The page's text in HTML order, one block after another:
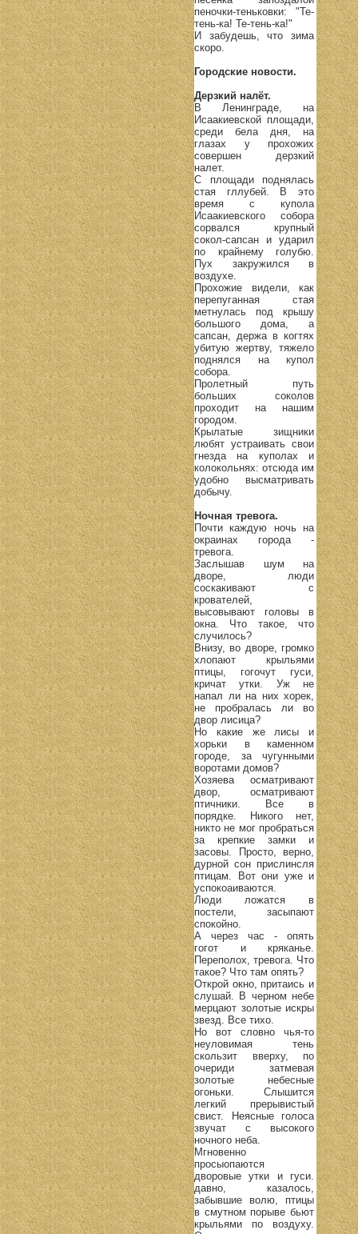
пеночки-теньковки: "Те-
тень-ка! Те-тень-ка!"
И забудешь, что зима
скоро.
Городские новости.
Дерзкий налёт.
В Ленинграде, на
Исаакиевской площади,
среди бела дня, на
глазах у прохожих
совершен дерзкий
налет.
С площади поднялась
стая гллубей. В это
время с купола
Исаакиевского собора
сорвался крупный
сокол-сапсан и ударил
по крайнему голубю.
Пух закружился в
воздухе.
Прохожие видели, как
перепуганная стая
метнулась под крышу
большого дома, а
сапсан, держа в когтях
убитую жертву, тяжело
поднялся на купол
собора.
Пролетный путь
больших соколов
проходит на нашим
городом.
Крылатые зищники
любят устраивать свои
гнезда на куполах и
колокольнях: отсюда им
удобно высматривать
добычу.
Ночная тревога.
Почти каждую ночь на
окраинах города -
тревога.
Заслышав шум на
дворе, люди
соскакивают с
крователей,
высовывают головы в
окна. Что такое, что
случилось?
Внизу, во дворе, громко
хлопают крыльями
птицы, гогочут гуси,
кричат утки. Уж не
напал ли на них хорек,
не пробралась ли во
двор лисица?
Но какие же лисы и
хорьки в каменном
городе, за чугунными
воротами домов?
Хозяева осматривают
двор, осматривают
птичники. Все в
порядке. Никого нет,
никто не мог пробраться
за крепкие замки и
засовы. Просто, верно,
дурной сон прислинсля
птицам. Вот они уже и
успокоаиваются.
Люди ложатся в
постели, засыпают
спокойно.
А через час - опять
гогот и кряканье.
Переполох, тревога. Что
такое? Что там опять?
Открой окно, притаись и
слушай. В черном небе
мерцают золотые искры
звезд. Все тихо.
Но вот словно чья-то
неуловимая тень
скользит вверху, по
очериди затмевая
золотые небесные
огоньки. Слышится
легкий прерывистый
свист. Неясные голоса
звучат с высокого
ночного неба.
Мгновенно
просыопаются
дворовые утки и гуси.
давно, казалось,
забывшие волю, птицы
в смутном порыве бьют
крыльями по воздуху.